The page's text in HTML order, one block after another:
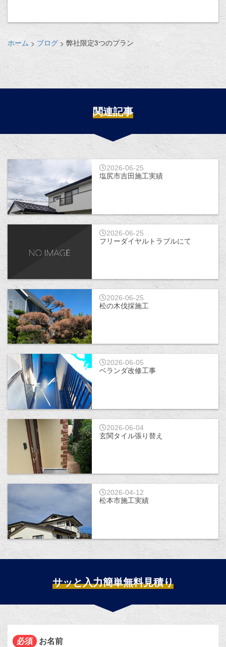
ホーム > ブログ > 弊社限定3つのプラン
関連記事
2026-06-25
塩尻市吉田施工実績
2026-06-25
フリーダイヤルトラブルにて
2026-06-25
松の木伐採施工
2026-06-05
ベランダ改修工事
2026-06-04
玄関タイル張り替え
2026-04-12
松本市施工実績
サッと入力簡単無料見積り
必須 お名前